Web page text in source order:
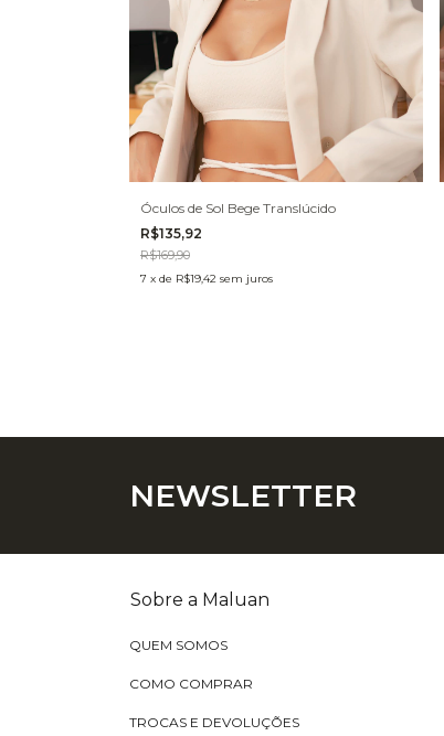
Óculos de Sol Bege Translúcido
R$135,92
R$169,90
7 x de R$19,42 sem juros
NEWSLETTER
Sobre a Maluan
QUEM SOMOS
COMO COMPRAR
TROCAS E DEVOLUÇÕES